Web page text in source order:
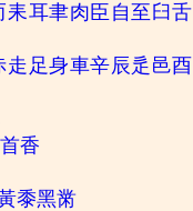
耒耳聿肉臣 自 至 臼舌
走 足身車辛辰辵 邑酉
首香
黍黑黹